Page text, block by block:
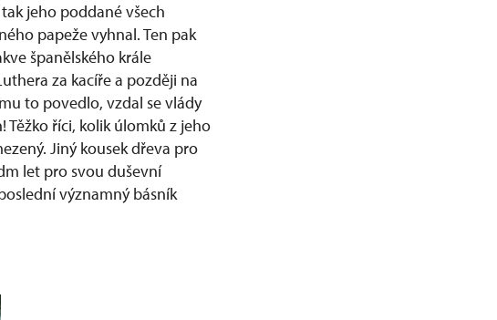
jeho poddané všech
papeže vyhnal. Ten pak
španělského krále
za kacíře a později na
to povedlo, vzdal se vlády
říci, kolik úlomků z jeho
Jiný kousek dřeva pro
let pro svou duševní
významný básník